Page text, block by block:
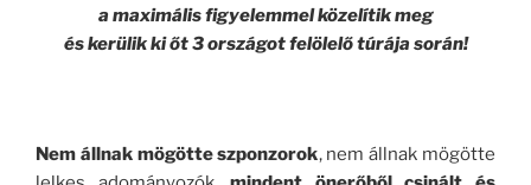
a maximális figyelemmel közelítik meg
éskerülik ki őt 3 országot felölelő túrája során!
Nem állnak mögötte szponzorok, nem állnak mögötte